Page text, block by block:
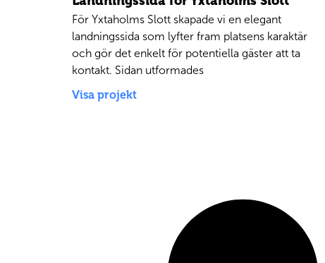
För Yxtaholms Slott skapade vi en elegant
landningssida som lyfter fram platsens karaktär
och gör det enkelt för potentiella gäster att ta
kontakt. Sidan utformades
Visa projekt